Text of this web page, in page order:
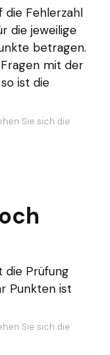
die Fehlerzahl
die jeweilige
betragen.
mit der
ist die
Sie sich die
die Prüfung
Punkten ist
Sie sich die